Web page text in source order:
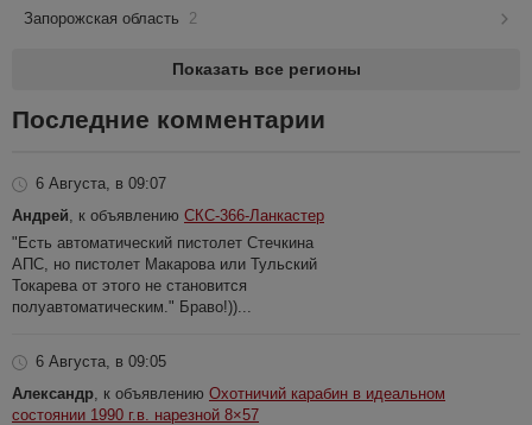
Запорожская область
2
Показать все регионы
Последние комментарии
6 Августа, в 09:07
Андрей , к объявлению СКС-366-Ланкастер
"Есть автоматический пистолет Стечкина
АПС, но пистолет Макарова или Тульский
Токарева от этого не становится
полуавтоматическим." Браво!))...
6 Августа, в 09:05
Александр , к объявлению Охотничий карабин в идеальном
состоянии 1990 г.в. нарезной 8×57